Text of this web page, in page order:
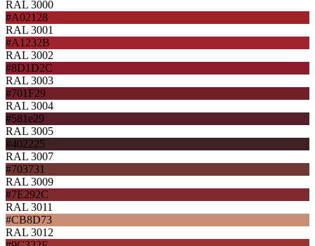
RAL 3000
#A02128
RAL 3001
#A1232B
RAL 3002
#8D1D2C
RAL 3003
#701F29
RAL 3004
#581e29
RAL 3005
#402225
RAL 3007
#703731
RAL 3009
#7E292C
RAL 3011
#CB8D73
RAL 3012